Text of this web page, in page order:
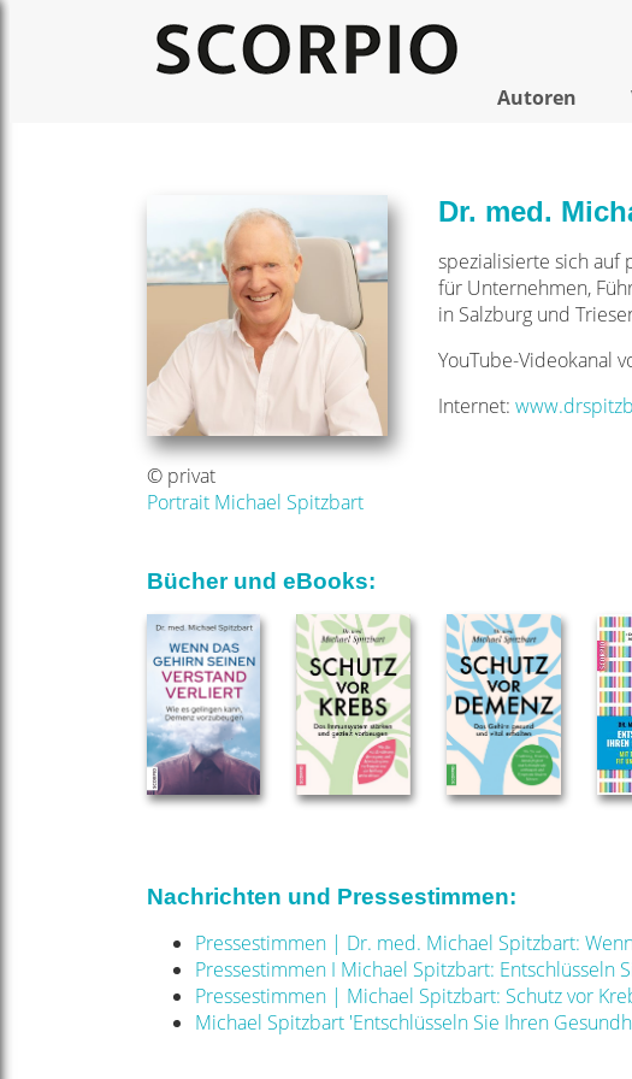
Autoren
© privat
Portrait Michael Spitzbart
Dr. med.
spezialisierte sich auf
für Unternehmen,
in Salzburg und
YouTube-Videokanal
Internet:
Bücher und eBooks:
Nachrichten und Pressestimmen:
Pressestimmen | Dr. med. Michael Spitzbart:
Pressestimmen I Michael Spitzbart: Entschlüsseln
Pressestimmen | Michael Spitzbart: Schutz vor
Michael Spitzbart 'Entschlüsseln Sie Ihren